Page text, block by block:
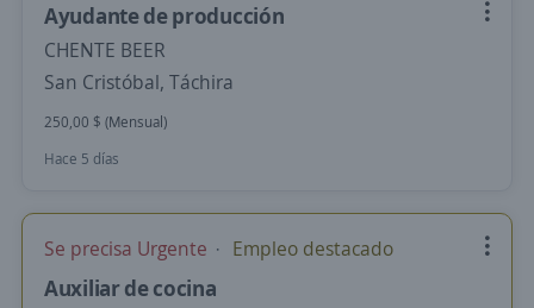
Ayudante de producción
CHENTE BEER
San Cristóbal, Táchira
250,00 $ (Mensual)
Hace 5 días
Se precisa Urgente Empleo destacado
Auxiliar de cocina